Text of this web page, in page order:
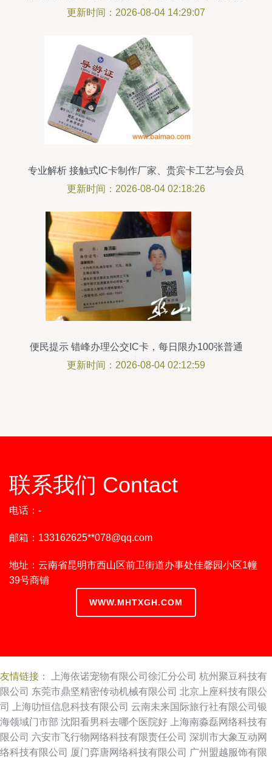
术创新
更新时间：2026-08-04 14:29:07
专业解析 接触式IC卡制作厂家、贵宾卡工艺与会员
卡价格指南
更新时间：2026-08-04 02:18:26
便民提示 错峰办理公交IC卡，每日限办100张普通
卡
更新时间：2026-08-04 02:12:59
联系我们 Contact
电话：-
邮箱：133162625**078@qq.com
地址：云南省昆明市西山区前卫街道办事处佳馨园小区1幢
39号商铺
WWW.MHTXGH.COM
友情链接： 上海依诺宠物有限公司徐汇分公司 杭州聚豆科技有
限公司 东莞市鼎坚精密传动机械有限公司 北京上座科技有限公
司
上海叻恒信息科技有限公司 云南未来国际旅行社有限公司银
海领域门市部 沈阳看男科去哪个医院好
上海南淼磊网络科技有
限公司 六安市飞行物网络科技有限责任公司 深圳市大象互动网
络科技有限公司 厦门弈唐网络科技有限公司 广州盟越服饰有限